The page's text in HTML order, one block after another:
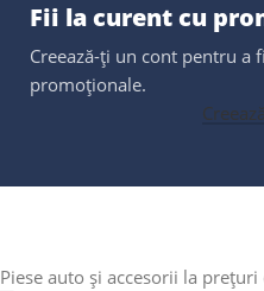
Fii la curent cu
Creează-ți un cont pentru a
promoționale.
Piese auto și accesorii la